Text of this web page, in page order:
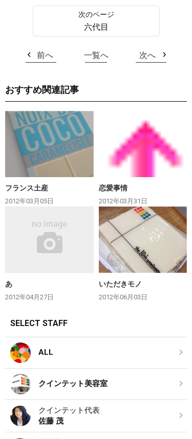
六代目
前へ 一覧へ 次へ
おすすめ関連記事
フランス土産
2012年03月05日
恋愛事情
2012年03月31日
あ
2012年04月27日
いただきモノ
2012年06月03日
SELECT STAFF
ALL
クインテット美容室
クインテット代表
佐藤 茂